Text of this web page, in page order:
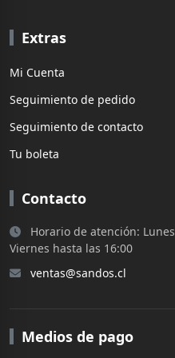
Extras
Mi Cuenta
Seguimiento de pedido
Seguimiento de contacto
Tu boleta
Contacto
Horario de atención:
Viernes hasta las 16:00
ventas@sandos.cl
Medios de pago